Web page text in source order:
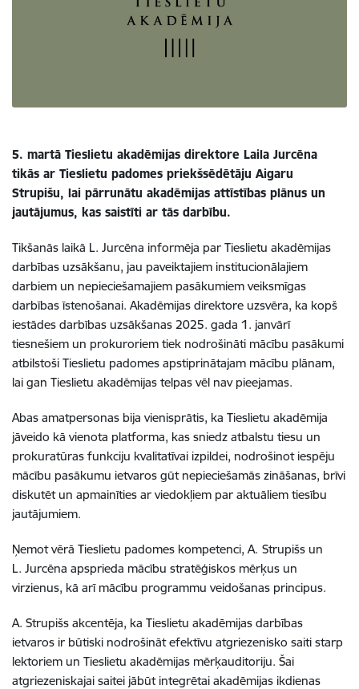
5. martā Tieslietu akadēmijas direktore Laila Jurcēna
tikās ar Tieslietu padomes priekšsēdētāju Aigaru
Strupišu, lai pārrunātu akadēmijas attīstības plānus un
jautājumus, kas saistīti ar tās darbību.
Tikšanās laikā L. Jurcēna informēja par Tieslietu akadēmijas
darbības uzsākšanu, jau paveiktajiem institucionālajiem
darbiem un nepieciešamajiem pasākumiem veiksmīgas
darbības īstenošanai. Akadēmijas direktore uzsvēra, ka kopš
iestādes darbības uzsākšanas 2025. gada 1. janvārī
tiesnešiem un prokuroriem tiek nodrošināti mācību pasākumi
atbilstoši Tieslietu padomes apstiprinātajam mācību plānam,
lai gan Tieslietu akadēmijas telpas vēl nav pieejamas.
Abas amatpersonas bija vienisprātis, ka Tieslietu akadēmija
jāveido kā vienota platforma, kas sniedz atbalstu tiesu un
prokuratūras funkciju kvalitatīvai izpildei, nodrošinot iespēju
mācību pasākumu ietvaros gūt nepieciešamās zināšanas, brīvi
diskutēt un apmainīties ar viedokļiem par aktuāliem tiesību
jautājumiem.
Ņemot vērā Tieslietu padomes kompetenci, A. Strupišs un
L. Jurcēna apsprieda mācību stratēģiskos mērķus un
virzienus, kā arī mācību programmu veidošanas principus.
A. Strupišs akcentēja, ka Tieslietu akadēmijas darbības
ietvaros ir būtiski nodrošināt efektīvu atgriezenisko saiti starp
lektoriem un Tieslietu akadēmijas mērķauditoriju. Šai
atgriezeniskajai saitei jābūt integrētai akadēmijas ikdienas